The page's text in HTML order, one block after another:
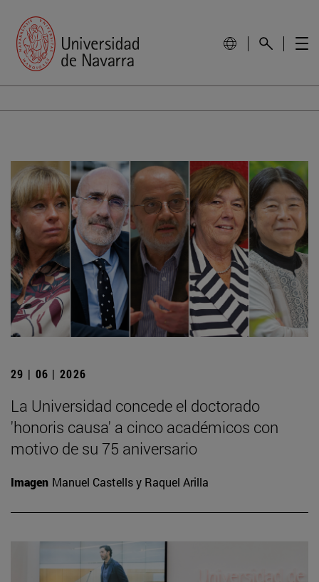
29 | 06 | 2026
La Universidad concede el doctorado
'honoris causa' a cinco académicos con
motivo de su 75 aniversario
Imagen Manuel Castells y Raquel Arilla